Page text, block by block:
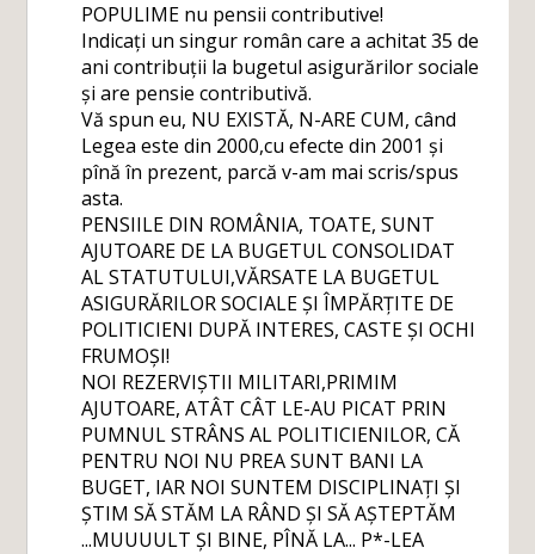
POPULIME nu pensii contributive!
Indicați un singur român care a achitat 35 de
ani contribuții la bugetul asigurărilor sociale
și are pensie contributivă.
Vă spun eu, NU EXISTĂ, N-ARE CUM, când
Legea este din 2000,cu efecte din 2001 și
pînă în prezent, parcă v-am mai scris/spus
asta.
PENSIILE DIN ROMÂNIA, TOATE, SUNT
AJUTOARE DE LA BUGETUL CONSOLIDAT
AL STATUTULUI,VĂRSATE LA BUGETUL
ASIGURĂRILOR SOCIALE ȘI ÎMPĂRȚITE DE
POLITICIENI DUPĂ INTERES, CASTE ȘI OCHI
FRUMOȘI!
NOI REZERVIȘTII MILITARI,PRIMIM
AJUTOARE, ATÂT CÂT LE-AU PICAT PRIN
PUMNUL STRÂNS AL POLITICIENILOR, CĂ
PENTRU NOI NU PREA SUNT BANI LA
BUGET, IAR NOI SUNTEM DISCIPLINAȚI ȘI
ȘTIM SĂ STĂM LA RÂND ȘI SĂ AȘTEPTĂM
...MUUUULT ȘI BINE, PÎNĂ LA... P*-LEA